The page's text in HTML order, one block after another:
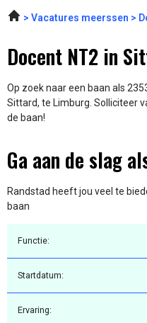
Vacatures meerssen
Docent NT2 in
Op zoek naar een baan als
Sittard, te Limburg. Solliciteer
de baan!
Ga aan de slag
Randstad heeft jou veel te
baan
Functie:
Startdatum:
Ervaring: